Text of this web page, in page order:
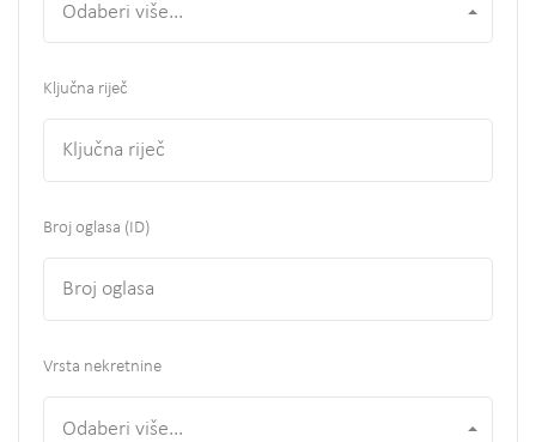
Odaberi više...
Ključna riječ
Broj oglasa (ID)
Vrsta nekretnine
Odaberi više...